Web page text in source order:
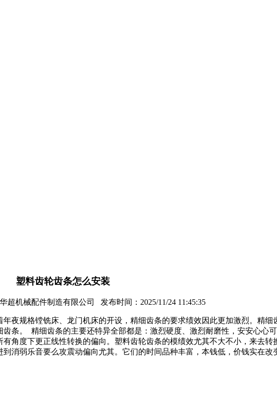
塑料齿轮齿条怎么安装
超机械配件制造有限公司 发布时间：2025/11/24 11:45:35
夜规格镗铣床、龙门机床的开设，精细齿条的要求绩效因此更加激烈。精细
条。 精细齿条的主要还特异全部都是：激烈硬度、激烈耐磨性，安安心心
角度下更正线性转换的偏向。塑料齿轮齿条的模绩效尤其不大不小，来去转
消弱乐音要么攻震动偏向尤其。它们的时间品种丰富，本钱低，价钱实在改